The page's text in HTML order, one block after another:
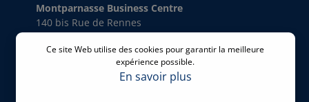
Montparnasse Business Centre
140 bis Rue de Rennes
75006 Paris
France
+33 01 77 62 46 24
Ce site Web utilise des cookies pour garantir la meilleure
expérience possible.
En savoir plus